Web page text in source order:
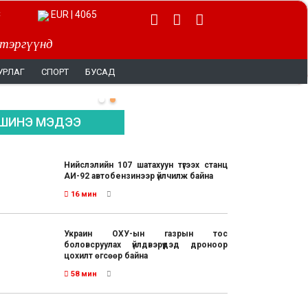
EUR | 4065
СПОРТ БУСАД
МЭДЭЭ
Нийслэлийн 107 шатахуун түгээх станц
АИ-92 автобензинээр үйлчилж байна
16 мин
Украин ОХУ-ын газрын тос
боловсруулах үйлдвэрүүдэд дроноор
цохилт өгсөөр байна
58 мин